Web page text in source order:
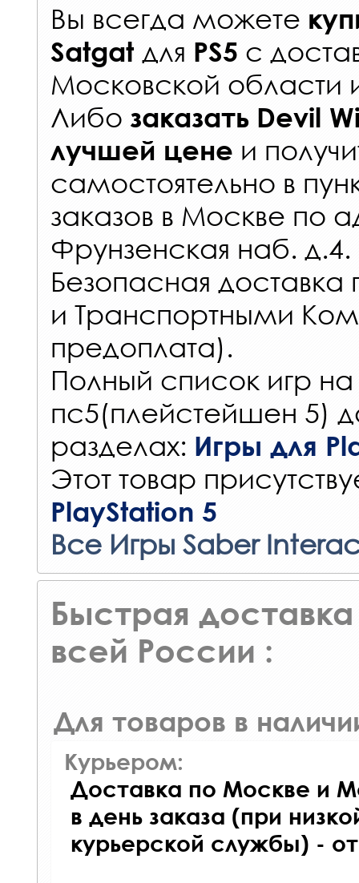
Вы всегда можете
Satgat для PS5 с
Московской области
Либо заказать Devil
лучшей цене и
самостоятельно в
заказов в Москве по
Фрунзенская наб. д.4.
Безопасная
и Транспортными
предоплата).
Полный список игр на
пс5(плейстейшен 5)
разделах: Игры для
Этот товар
PlayStation 5
Все Игры Saber
Быстрая доставка
всей России :
Для товаров в
Курьером:
Доставка по Москве и
в день заказа (при
курьерской службы) -